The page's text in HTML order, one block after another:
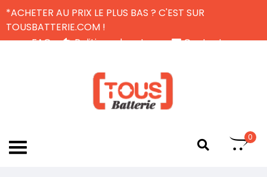
*ACHETER AU PRIX LE PLUS BAS ? C'EST SUR
TOUSBATTERIE.COM !
FAQ
Politique de retour
Contactez-nous
0